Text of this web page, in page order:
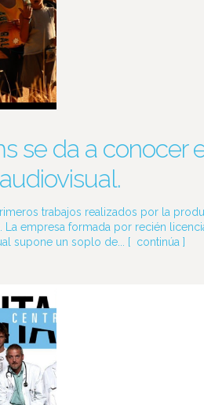
se da a conocer
trabajos realizados por la
La empresa formada por recién
supone un soplo de... [ continúa ]